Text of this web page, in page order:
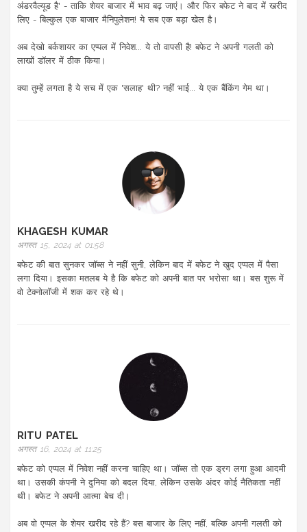
अंडरवैल्यूड है' - ताकि शेयर बाजार में भाव बढ़ जाएं। और फिर बफेट ने बाद में खरीद
लिए - बिल्कुल एक बाजार मैनिपुलेशन! ये सब एक बड़ा खेल है।
अब देखो बर्कशायर का एप्पल में निवेश... ये तो वापसी है! बफेट ने अपनी गलती को
लाखों डॉलर में ठीक किया।
क्या तुम्हें लगता है ये सच में एक 'सलाह' थी? नहीं भाई... ये एक बैंकिंग गेम था।
KHAGESH KUMAR
अगस्त 15, 2024 at 01:58
बफेट की बात सुनकर जॉब्स ने नहीं सुनी, लेकिन बाद में बफेट ने खुद एप्पल में पैसा
लगा दिया। इसका मतलब ये है कि बफेट को अपनी बात पर भरोसा था। बस शुरू में
वो टेक्नोलॉजी में शक कर रहे थे।
RITU PATEL
अगस्त 16, 2024 at 11:25
बफेट को एप्पल में निवेश नहीं करना चाहिए था। जॉब्स तो एक ड्रग लगा हुआ आदमी
था। उसकी कंपनी ने दुनिया को बदल दिया, लेकिन उसके अंदर कोई नैतिकता नहीं
थी। बफेट ने अपनी आत्मा बेच दी।
अब वो एप्पल के शेयर खरीद रहे हैं? बस बाजार के लिए नहीं, बल्कि अपनी गलती को